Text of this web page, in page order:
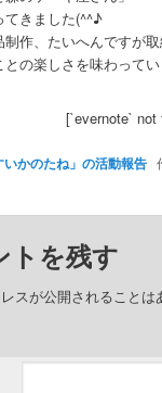
てきました(^^♪
作、たいへんですが
との楽しさを味わってい
[`evernote` not
いかのたね」の活動報告
トを残す
スが公開されることは